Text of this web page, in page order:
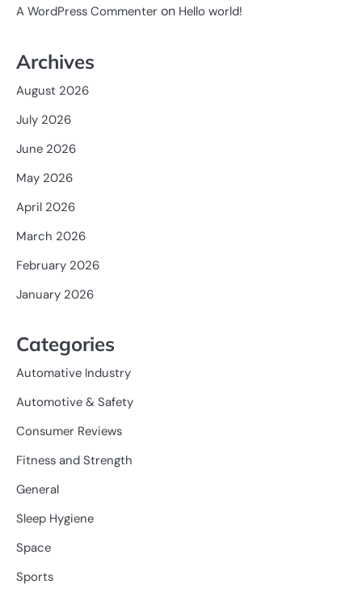
A WordPress Commenter on Hello world!
Archives
August 2026
July 2026
June 2026
May 2026
April 2026
March 2026
February 2026
January 2026
Categories
Automative Industry
Automotive & Safety
Consumer Reviews
Fitness and Strength
General
Sleep Hygiene
Space
Sports